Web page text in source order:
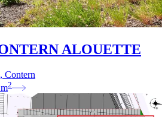
ALOUETTE
Contern
m2